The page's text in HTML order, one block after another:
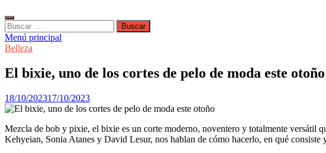
Buscar:
Menú principal
Belleza
El bixie, uno de los cortes de pelo de moda este otoño
18/10/202317/10/2023
Mezcla de bob y pixie, el bixie es un corte moderno, noventero y totalmente versátil
Kehyeian, Sonia Atanes y David Lesur, nos hablan de cómo hacerlo, en qué consiste